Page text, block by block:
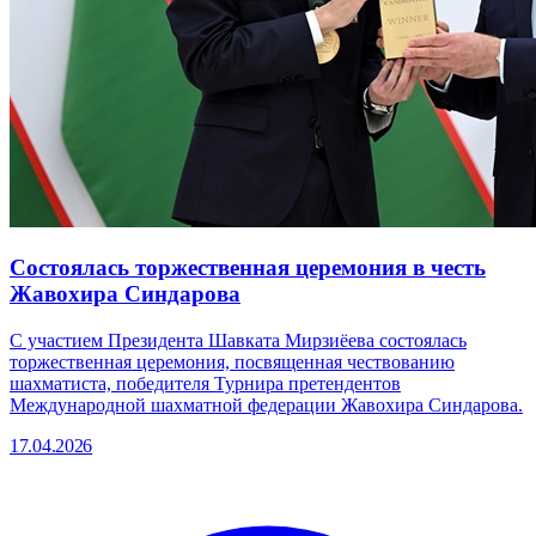
Состоялась торжественная церемония в честь
Жавохира Синдарова
С участием Президента Шавката Мирзиёева состоялась
торжественная церемония, посвященная чествованию
шахматиста, победителя Турнира претендентов
Международной шахматной федерации Жавохира Синдарова.
17.04.2026